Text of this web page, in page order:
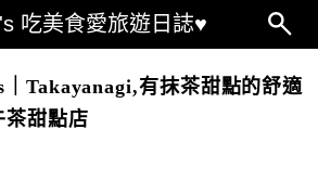
吃美食愛旅遊日誌♥
Takayanagi,有抹茶甜點的舒適
茶甜點店